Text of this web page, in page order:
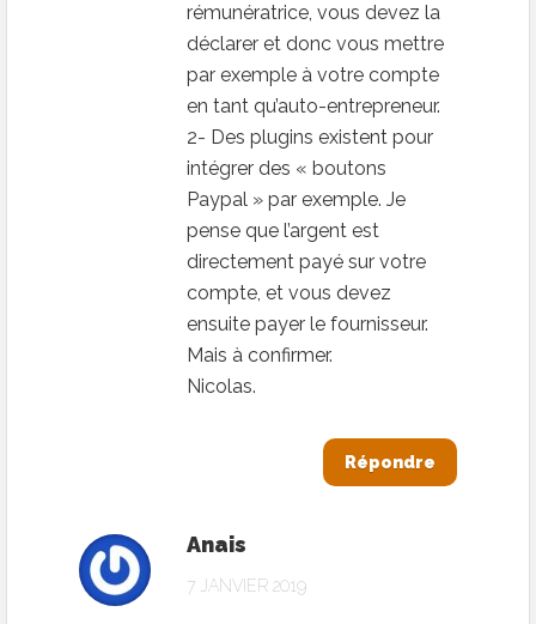
rémunératrice, vous devez la
déclarer et donc vous mettre
par exemple à votre compte
en tant qu’auto-entrepreneur.
2- Des plugins existent pour
intégrer des « boutons
Paypal » par exemple. Je
pense que l’argent est
directement payé sur votre
compte, et vous devez
ensuite payer le fournisseur.
Mais à confirmer.
Nicolas.
Répondre
Anais
7 JANVIER 2019